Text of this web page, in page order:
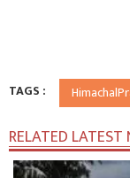
TAGS :
RELATED LATEST